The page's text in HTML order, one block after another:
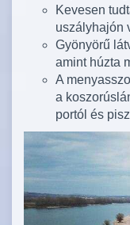
Kevesen
uszályhajón
Gyönyörű
amint húzta
A
a
portól és